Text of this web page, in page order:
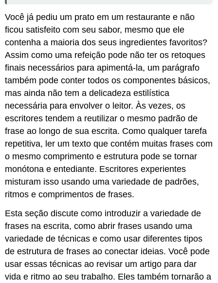
frases
início
das
frases
Iniciando
uma
frase
com
um
advérbio
Iniciando
frase
com
uma
frase
preposicional
Certifique-
se
que
a
frase
preposicional
permaneça
com
Você já pediu um prato em um restaurante e não
ficou satisfeito com seu sabor, mesmo que ele
contenha a maioria dos seus ingredientes favoritos?
Assim como uma refeição pode não ter os retoques
finais necessários para apimentá-la, um parágrafo
também pode conter todos os componentes básicos,
mas ainda não tem a delicadeza estilística
necessária para envolver o leitor. Às vezes, os
escritores tendem a reutilizar o mesmo padrão de
frase ao longo de sua escrita. Como qualquer tarefa
repetitiva, ler um texto que contém muitas frases com
o mesmo comprimento e estrutura pode se tornar
monótona e entediante. Escritores experientes
misturam isso usando uma variedade de padrões,
ritmos e comprimentos de frases.
Esta seção discute como introduzir a variedade de
frases na escrita, como abrir frases usando uma
variedade de técnicas e como usar diferentes tipos
de estrutura de frases ao conectar ideias. Você pode
usar essas técnicas ao revisar um artigo para dar
vida e ritmo ao seu trabalho. Eles também tornarão a